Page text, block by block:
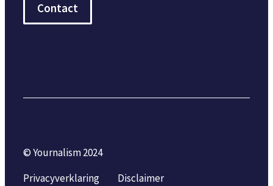
Contact
© Yournalism 2024
Privacyverklaring
Disclaimer